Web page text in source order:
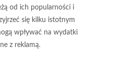
od ich popularności i
się kilku istotnym
wpływać na wydatki
z reklamą.